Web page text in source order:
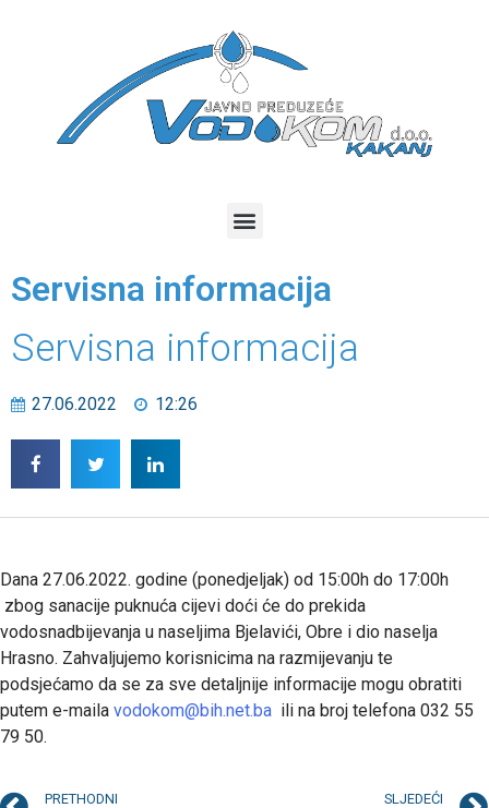
Servisna informacija
Servisna informacija
27.06.2022 12:26
Dana 27.06.2022. godine (ponedjeljak) od 15:00h do 17:00h
zbog sanacije puknuća cijevi doći će do prekida
vodosnadbijevanja u naseljima Bjelavići, Obre i dio naselja
Hrasno. Zahvaljujemo korisnicima na razmijevanju te
podsjećamo da se za sve detaljnije informacije mogu obratiti
putem e-maila vodokom@bih.net.ba ili na broj telefona 032 55
79 50.
PRETHODNI SLJEDEĆI